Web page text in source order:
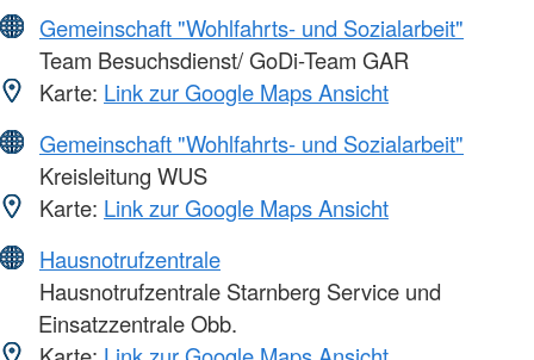
Gemeinschaft "Wohlfahrts- und Sozialarbeit"
Team Besuchsdienst/ GoDi-Team GAR
Karte: Link zur Google Maps Ansicht
Gemeinschaft "Wohlfahrts- und Sozialarbeit"
Kreisleitung WUS
Karte: Link zur Google Maps Ansicht
Hausnotrufzentrale
Hausnotrufzentrale Starnberg Service und
Einsatzzentrale Obb.